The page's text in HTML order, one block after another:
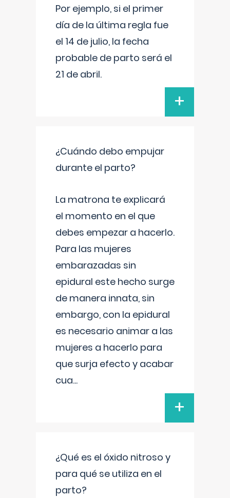
Por ejemplo, si el primer
día de la última regla fue
el 14 de julio, la fecha
probable de parto será el
21 de abril.
+
¿Cuándo debo empujar
durante el parto?
La matrona te explicará
el momento en el que
debes empezar a hacerlo.
Para las mujeres
embarazadas sin
epidural este hecho surge
de manera innata, sin
embargo, con la epidural
es necesario animar a las
mujeres a hacerlo para
que surja efecto y acabar
cua...
+
¿Qué es el óxido nitroso y
para qué se utiliza en el
parto?